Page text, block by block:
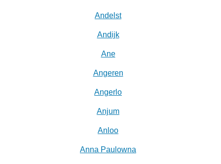
Andelst
Andijk
Ane
Angeren
Angerlo
Anjum
Anloo
Anna Paulowna